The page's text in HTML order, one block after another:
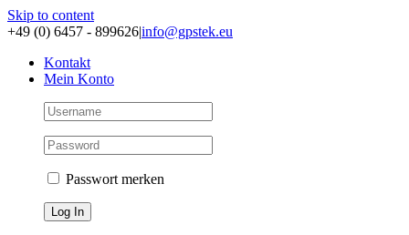
Skip to content
+49 (0) 6457 - 899626|info@gpstek.eu
Kontakt
Mein Konto
Passwort merken